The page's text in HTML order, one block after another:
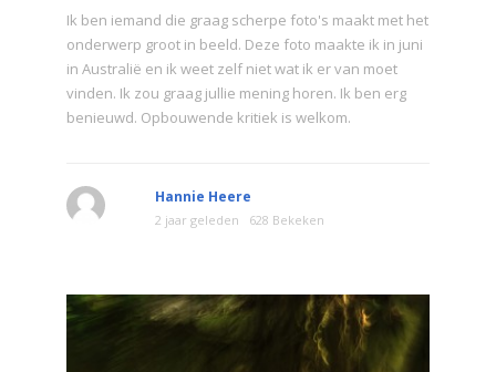
Ik ben iemand die graag scherpe foto's maakt met het
onderwerp groot in beeld. Deze foto maakte ik in juni
in Australië en ik weet zelf niet wat ik er van moet
vinden. Ik zou graag jullie mening horen. Ik ben erg
benieuwd. Opbouwende kritiek is welkom.
Hannie Heere
2 jaar geleden 628 Bekeken